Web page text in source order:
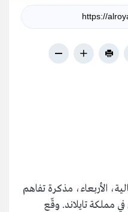
الأربعاء، مذكرة تفاهم
مملكة تايلاند. وقّع